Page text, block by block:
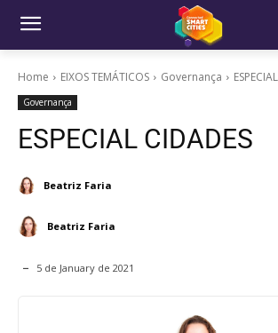
Home EIXOS TEMÁTICOS Governança
Governança
ESPECIAL CIDADES
Beatriz Faria
Beatriz Faria
5 de January de 2021